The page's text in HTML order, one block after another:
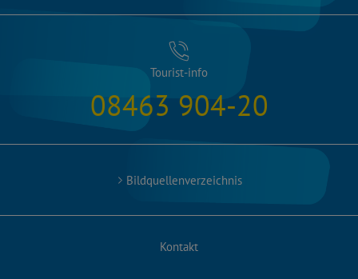
Tourist-info
08463 904-20
Bildquellenverzeichnis
Kontakt